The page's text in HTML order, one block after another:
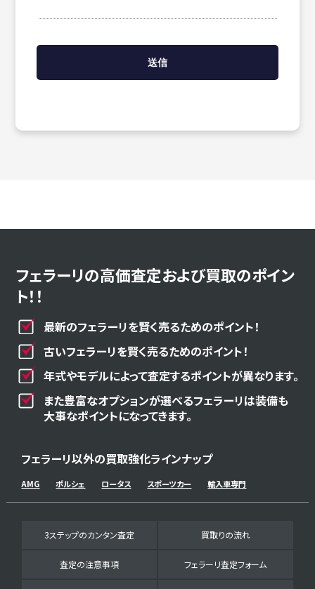
フェラーリの高価査定および買取のポイン
ト！！
最新のフェラーリを賢く売るためのポイント！
古いフェラーリを賢く売るためのポイント！
年式やモデルによって査定するポイントが異なります。
また豊富なオプションが選べるフェラーリは装備も
大事なポイントになってきます。
フェラーリ以外の買取強化ラインナップ
AMG ポルシェ ロータス スポーツカー 輸入車専門
3ステップのカンタン査定 買取りの流れ
査定の注意事項 フェラーリ査定フォーム